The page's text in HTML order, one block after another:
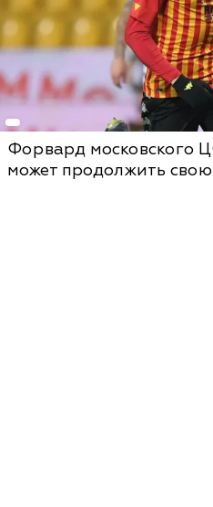
Форвард московского
может продолжить